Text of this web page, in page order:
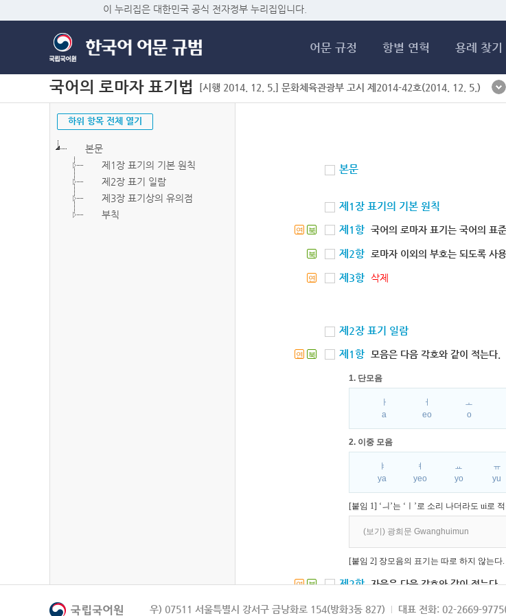
이 누리집은 대한민국 공식 전자정부 누리집입니다.
어문 규정 항별 연혁 용례 찾기
국어의 로마자 표기법 [시행 2014. 12. 5.] 문화체육관광부 고시 제2014-42호(2014. 12. 5.)
하위 항목 전체 열기
본문
제1장 표기의 기본 원칙
제2장 표기 일람
제3장 표기상의 유의점
부칙
본문
제1장 표기의 기본 원칙
연 북 제1항 국어의 로마자 표기는 국어의 표
북 제2항 로마자 이외의 부호는 되도록 사
연 제3항 삭제
제2장 표기 일람
연 북 제1항 모음은 다음 각호와 같이 적는다.
1. 단모음
ㅏ
a
ㅓ
eo
ㅗ
o
2. 이중 모음
ㅑ
ya
ㅕ
yeo
ㅛ
yo
ㅠ
yu
[붙임 1] ‘ㅢ’는 ‘ㅣ’로 소리 나더라도 ui로
(보기) 광희문 Gwanghuimun
[붙임 2] 장모음의 표기는 따로 하지 않는다.
연 북 제2항 자음은 다음 각호와 같이 적는다.
1. 파열음
우) 07511 서울특별시 강서구 금낭화로 154(방화3동 827) 대표 전화: 02-2669-